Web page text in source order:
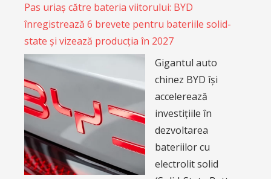
Pas uriaș către bateria viitorului: BYD
înregistrează 6 brevete pentru bateriile solid-
state și vizează producția în 2027
Gigantul auto
chinez BYD își
accelerează
investițiile în
dezvoltarea
bateriilor cu
electrolit solid